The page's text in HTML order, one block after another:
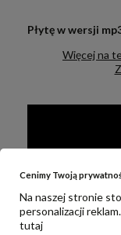
Płytę w wersji
Więcej na
Cenimy Twoją
Na naszej stronie
personalizacji
tutaj